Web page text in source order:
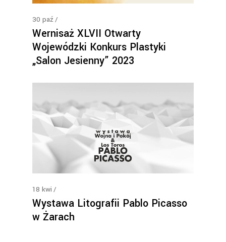
30 paź
Wernisaż XLVII Otwarty
Wojewódzki Konkurs Plastyki
„Salon Jesienny” 2023
18 kwi
Wystawa Litografii Pablo Picasso
w Żarach